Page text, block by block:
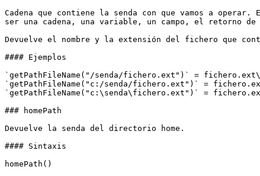
Cadena que contiene la senda con que vamos a
ser una cadena, una variable, un campo, el retorno
Devuelve el nombre y la extensión del fichero que
#### Ejemplos
`getPathFileName("/senda/fichero.ext")` = fichero.ext\
`getPathFileName("c:/senda/fichero.ext")` =
`getPathFileName("c:\senda\fichero.ext")` =
### homePath
Devuelve la senda del directorio home.
#### Sintaxis
homePath()